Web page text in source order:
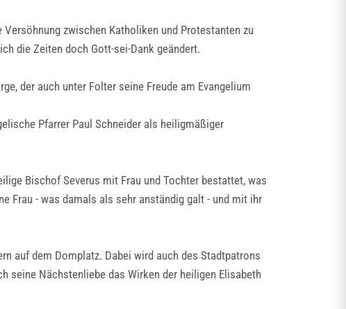
zwischen Katholiken und Protestanten zu
die Zeiten doch Gott-sei-Dank geändert.
der auch unter Folter seine Freude am Evangelium
Pfarrer Paul Schneider als heiligmäßiger
Bischof Severus mit Frau und Tochter bestattet, was
Frau - was damals als sehr anständig galt - und mit ihr
auf dem Domplatz. Dabei wird auch des Stadtpatrons
seine Nächstenliebe das Wirken der heiligen Elisabeth